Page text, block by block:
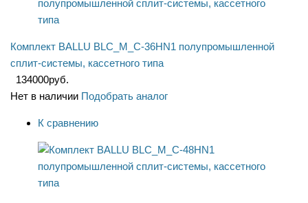
Комплект BALLU BLC_M_C-36HN1 полупромышленной
сплит-системы, кассетного типа
134000руб.
Нет в наличии Подобрать аналог
К сравнению